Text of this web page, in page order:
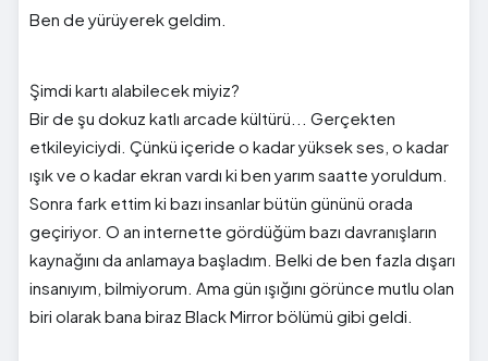
Ben de yürüyerek geldim.
Şimdi kartı alabilecek miyiz?
Bir de şu dokuz katlı arcade kültürü... Gerçekten
etkileyiciydi. Çünkü içeride o kadar yüksek ses, o kadar
ışık ve o kadar ekran vardı ki ben yarım saatte yoruldum.
Sonra fark ettim ki bazı insanlar bütün gününü orada
geçiriyor. O an internette gördüğüm bazı davranışların
kaynağını da anlamaya başladım. Belki de ben fazla dışarı
insanıyım, bilmiyorum. Ama gün ışığını görünce mutlu olan
biri olarak bana biraz Black Mirror bölümü gibi geldi.